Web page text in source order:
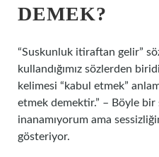
DEMEK?
“Suskunluk itiraftan gelir”
kullandığımız sözlerden
kelimesi “kabul etmek”
etmek demektir.” – Böyle bir
inanamıyorum ama
gösteriyor.